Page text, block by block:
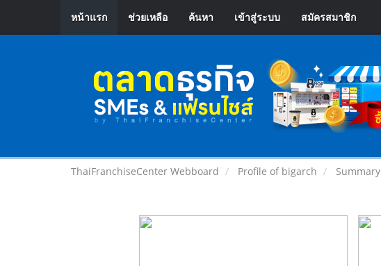
หน้าแรก ช่วยเหลือ ค้นหา เข้าสู่ระบบ สมัครสมาชิก
ThaiFranchiseCenter Webboard Profile of bigarch Summary